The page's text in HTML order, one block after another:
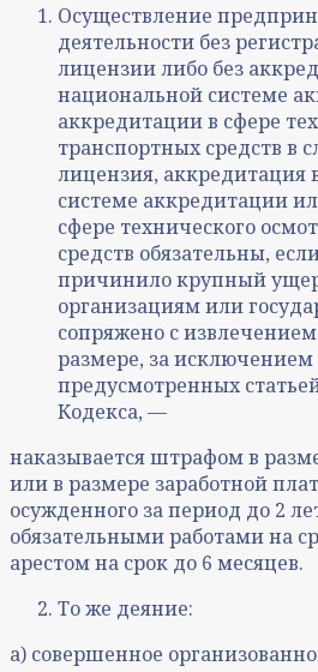
Осуществление
деятельности без
лицензии либо без
национальной системе
аккредитации в сфере
транспортных средств в
лицензия, аккредитация
системе аккредитации
сфере технического
средств обязательны,
причинило крупный
организациям или
сопряжено с
размере, за исключением
предусмотренных
Кодекса, —
наказывается штрафом в
или в размере заработной
осужденного за период до 2
обязательными работами на
арестом на срок до 6 месяцев.
То же деяние:
а) совершенное